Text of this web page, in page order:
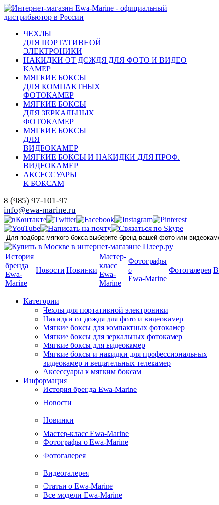
ЧЕХЛЫ
ДЛЯ ПОРТАТИВНОЙ
ЭЛЕКТРОНИКИ
НАКИДКИ ОТ ДОЖДЯ ДЛЯ ФОТО И ВИДЕО
КАМЕР
МЯГКИЕ БОКСЫ
ДЛЯ КОМПАКТНЫХ
ФОТОКАМЕР
МЯГКИЕ БОКСЫ
ДЛЯ ЗЕРКАЛЬНЫХ
ФОТОКАМЕР
МЯГКИЕ БОКСЫ
ДЛЯ
ВИДЕОКАМЕР
МЯГКИЕ БОКСЫ И НАКИДКИ ДЛЯ ПРОФ.
ВИДЕОКАМЕР
АКСЕССУАРЫ
К БОКСАМ
8 (985) 97-101-97
info@ewa-marine.ru
История
бренда
Ewa-
Marine
Новости Новинки
Мастер-
класс
Ewa-
Marine
Фотографы
о
Ewa-Marine
Фотогалерея
Категории
Чехлы для портативной электроники
Накидки от дождя для фото и видеокамер
Мягкие боксы для компактных фотокамер
Мягкие боксы для зеркальных фотокамер
Мягкие боксы для видеокамер
Мягкие боксы и накидки для профессиональных
видеокамер и вещательных телекамер
Аксессуары к мягким боксам
Информация
История бренда Ewa-Marine
Новости
Новинки
Мастер-класс Ewa-Marine
Фотографы о Ewa-Marine
Фотогалерея
Видеогалерея
Статьи о Ewa-Marine
Все модели Ewa-Marine